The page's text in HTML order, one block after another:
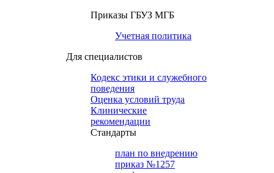
Приказы ГБУЗ МГБ
Учетная политика
Для специалистов
Кодекс этики и служебного
поведения
Оценка условий труда
Клинические
рекомендации
Cтандарты
план по внедрению
приказ №1257